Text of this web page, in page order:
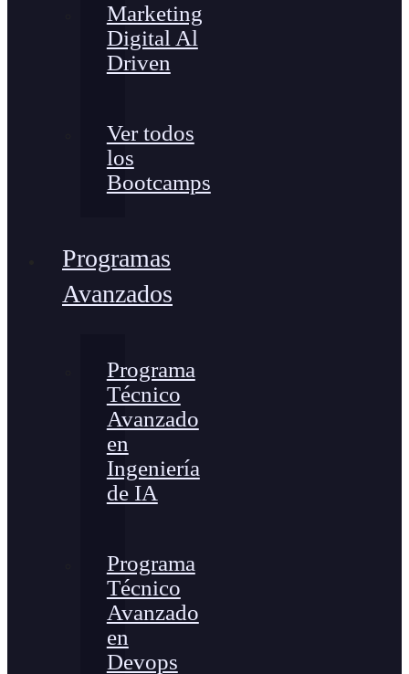
Marketing
Digital Al
Driven
Ver todos
los
Bootcamps
Programas
Avanzados
Programa
Técnico
Avanzado
en
Ingeniería
de IA
Programa
Técnico
Avanzado
en
Devops